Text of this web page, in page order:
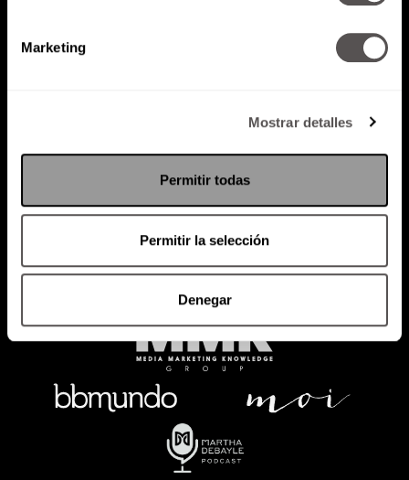
Marketing
Mostrar detalles
Permitir todas
Permitir la selección
Denegar
Política de Privacidad
PODCAST RADIO MARTHA EVENTOS
SACA TU ID